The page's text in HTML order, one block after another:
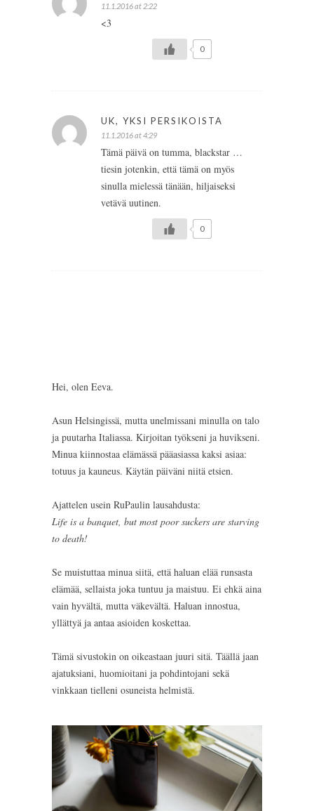
11.1.2016 at 2:22
<3
0
UK, YKSI PERSIKOISTA
11.1.2016 at 4:29
Tämä päivä on tumma, blackstar …
tiesin jotenkin, että tämä on myös
sinulla mielessä tänään, hiljaiseksi
vetävä uutinen.
0
Hei, olen Eeva.
Asun Helsingissä, mutta unelmissani minulla on talo
ja puutarha Italiassa. Kirjoitan työkseni ja huvikseni.
Minua kiinnostaa elämässä pääasiassa kaksi asiaa:
totuus ja kauneus. Käytän päiväni niitä etsien.
Ajattelen usein RuPaulin lausahdusta:
Life is a banquet, but most poor suckers are starving
to death!
Se muistuttaa minua siitä, että haluan elää runsasta
elämää, sellaista joka tuntuu ja maistuu. Ei ehkä aina
vain hyvältä, mutta väkevältä. Haluan innostua,
yllättyä ja antaa asioiden koskettaa.
Tämä sivustokin on oikeastaan juuri sitä. Täällä jaan
ajatuksiani, huomioitani ja pohdintojani sekä
vinkkaan tielleni osuneista helmistä.